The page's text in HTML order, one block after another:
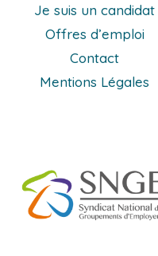
Je suis un candidat
Offres d’emploi
Contact
Mentions Légales